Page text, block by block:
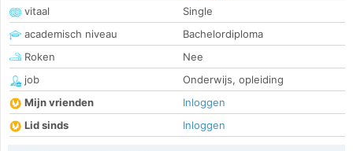
vitaal
Single
academisch niveau
Bachelordiploma
Roken
Nee
job
Onderwijs, opleiding
Mijn vrienden
Inloggen
Lid sinds
Inloggen